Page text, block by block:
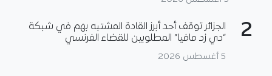
2
الجزائر توقف أحد أبرز القادة المشتبه بهم في شبكة
“دي زد مافيا” المطلوبين للقضاء الفرنسي
5 أغسطس 2026